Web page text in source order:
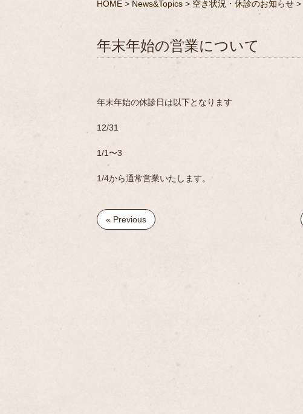
HOME > News&Topics > 空き状況・休診のお知らせ >
年末年始の営業について
年末年始の休診日は以下となります
12/31
1/1〜3
1/4から通常営業いたします。
« Previous